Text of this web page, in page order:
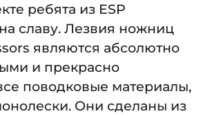
ребята из ESP
славу. Лезвия ножниц
являются абсолютно
и прекрасно
поводковые материалы,
Они сделаны из